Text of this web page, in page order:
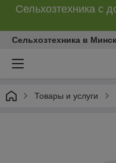
Сельхозтехника с
Сельхозтехника в
Товары и услуги